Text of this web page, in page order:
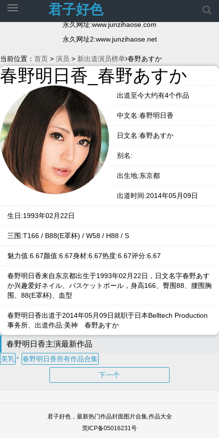
君子好色
切
永久网址:www.junzihaose.com
永久网址2:www.junzihaose.net
当前位置： 首页 > 演员 > 新出道演员榜单 春野あすか
春野明日香_春野あすか
出道至今大约有4个作品
中文名:春野明日香
日文名:春野あすか
别名:
出生地:东京都
出道时间:2014年05月09日
生日:1993年02月22日
三围:T166 / B88(E罩杯) / W58 / H88 / S
魅力值:6.67颜值:6.67身材:6.67热度:6.67评分:6.67
春野明日香来自东京都出生于1993年02月22日，日文名字春野あす
か兴趣爱好ネイル、バスケットボール，身高166、臀围88、腰围胸
围、88(E罩杯)、血型
春野明日香出道于2014年05月09日就职于日本Belltech Production
事务所、出道作品:美神 春野あすか
春野明日香主演最新作品
美乳 春野明日香所有作品合集
下一个
君子好色，最新热门作品封面图片合集,作品大全
莞ICP备05016231号